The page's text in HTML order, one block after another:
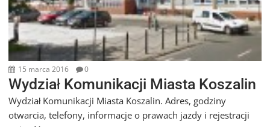
15 marca 2016 0
Wydział Komunikacji Miasta Koszalin
Wydział Komunikacji Miasta Koszalin. Adres, godziny
otwarcia, telefony, informacje o prawach jazdy i rejestracji